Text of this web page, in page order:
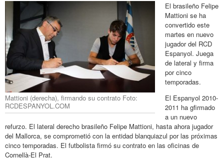
Mattioni (derecha), firmando su contrato Foto:
RCDESPANYOL.COM
El brasileño Felipe
Mattioni se ha
convertido este
martes en nuevo
jugador del RCD
Espanyol. Juega
de lateral y firma
por cinco
temporadas.
El Espanyol 2010-
2011 ha gfirmado
a un nuevo
refurzo. El lateral derecho brasileño Felipe Mattioni, hasta ahora jugador
del Mallorca, se comprometió con la entidad blanquiazul por las próximas
cinco temporadas. El futbolista firmó su contrato en las oficinas de
Cornellà-El Prat.